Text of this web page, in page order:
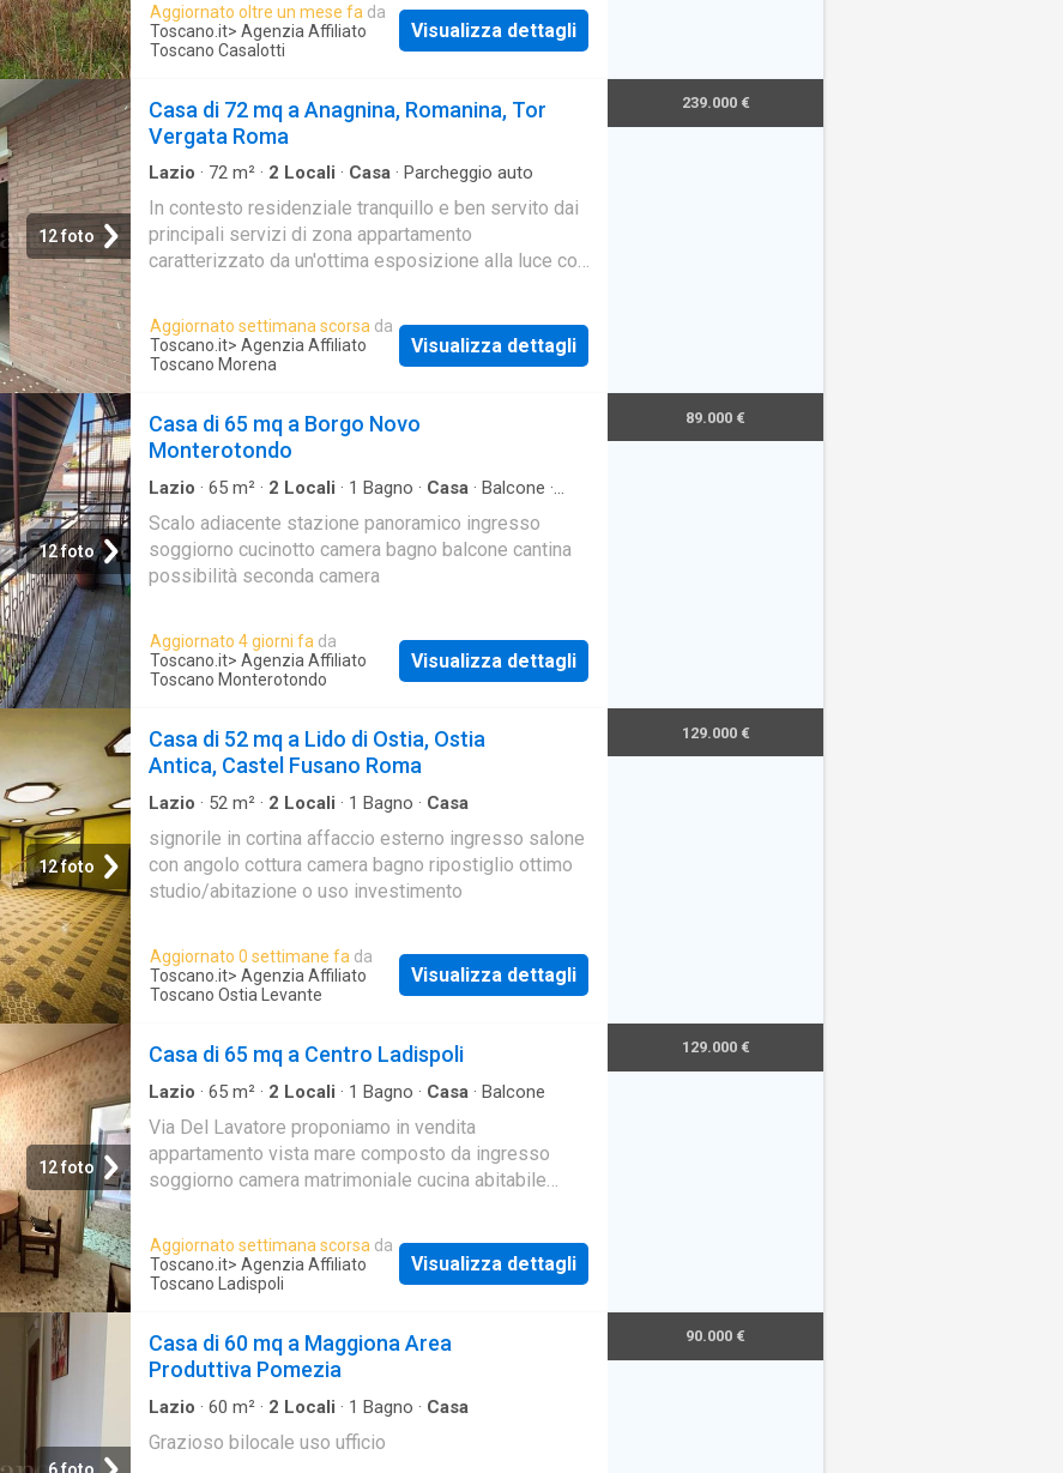
Aggiornato oltre un mese fa da
Toscano.it> Agenzia Affiliato
Toscano Casalotti
Visualizza dettagli
12 foto
Casa di 72 mq a Anagnina, Romanina, Tor
Vergata Roma
Lazio · 72 m² · 2 Locali · Casa · Parcheggio auto
In contesto residenziale tranquillo e ben servito dai
principali servizi di zona appartamento
caratterizzato da un'ottima esposizione alla luce con
Aggiornato settimana scorsa da
Toscano.it> Agenzia Affiliato
Toscano Morena
Visualizza dettagli
239.000 €
12 foto
Casa di 65 mq a Borgo Novo
Monterotondo
Lazio · 65 m² · 2 Locali · 1 Bagno · Casa · Balcone ·
Scalo adiacente stazione panoramico ingresso
soggiorno cucinotto camera bagno balcone cantina
possibilità seconda camera
Aggiornato 4 giorni fa da
Toscano.it> Agenzia Affiliato
Toscano Monterotondo
Visualizza dettagli
89.000 €
12 foto
Casa di 52 mq a Lido di Ostia, Ostia
Antica, Castel Fusano Roma
Lazio · 52 m² · 2 Locali · 1 Bagno · Casa
signorile in cortina affaccio esterno ingresso salone
con angolo cottura camera bagno ripostiglio ottimo
studio/abitazione o uso investimento
Aggiornato 0 settimane fa da
Toscano.it> Agenzia Affiliato
Toscano Ostia Levante
Visualizza dettagli
129.000 €
12 foto
Casa di 65 mq a Centro Ladispoli
Lazio · 65 m² · 2 Locali · 1 Bagno · Casa · Balcone
Via Del Lavatore proponiamo in vendita
appartamento vista mare composto da ingresso
soggiorno camera matrimoniale cucina abitabile
Aggiornato settimana scorsa da
Toscano.it> Agenzia Affiliato
Toscano Ladispoli
Visualizza dettagli
129.000 €
Casa di 60 mq a Maggiona Area
Produttiva Pomezia
Lazio · 60 m² · 2 Locali · 1 Bagno · Casa
Grazioso bilocale uso ufficio
90.000 €